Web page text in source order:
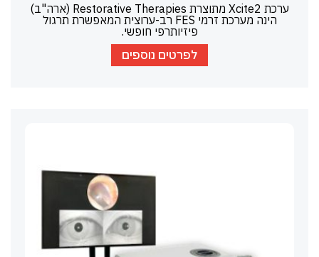
ערכת Xcite2 מתוצרת Restorative Therapies (ארה"ב)
הינה מערכת זרמי FES רב-ערוצית המאפשרת תרגול
פיזיותרפי חופשי.
לפרטים נוספים